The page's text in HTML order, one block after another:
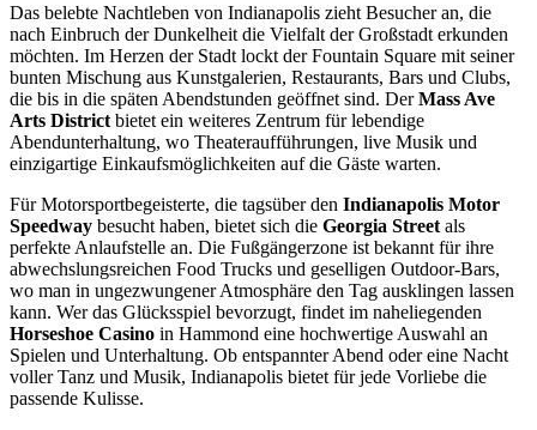
Das belebte Nachtleben von Indianapolis zieht Besucher an, die
nach Einbruch der Dunkelheit die Vielfalt der Großstadt erkunden
möchten. Im Herzen der Stadt lockt der Fountain Square mit seiner
bunten Mischung aus Kunstgalerien, Restaurants, Bars und Clubs,
die bis in die späten Abendstunden geöffnet sind. DerMass Ave
Arts District bietet ein weiteres Zentrum für lebendige
Abendunterhaltung, wo Theateraufführungen, live Musik und
einzigartige Einkaufsmöglichkeiten auf die Gäste warten.
Für Motorsportbegeisterte, die tagsüber den Indianapolis Motor
Speedway besucht haben, bietet sich die Georgia Street als
perfekte Anlaufstelle an. Die Fußgängerzone ist bekannt für ihre
abwechslungsreichen Food Trucks und geselligen Outdoor-Bars,
wo man in ungezwungener Atmosphäre den Tag ausklingen lassen
kann. Wer das Glücksspiel bevorzugt, findet im naheliegenden
Horseshoe Casino in Hammond eine hochwertige Auswahl an
Spielen und Unterhaltung. Ob entspannter Abend oder eine Nacht
voller Tanz und Musik, Indianapolis bietet für jede Vorliebe die
passende Kulisse.